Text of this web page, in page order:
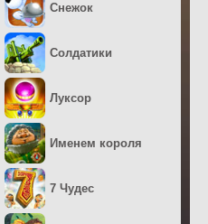
Снежок
Солдатики
Луксор
Именем короля
7 Чудес